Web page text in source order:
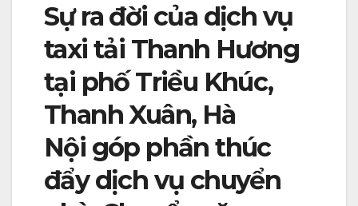
Sự ra đời của dịch vụ
taxi tải Thanh Hương
tại phố Triều Khúc,
Thanh Xuân, Hà
Nội góp phần thúc
đẩy dịch vụ chuyển